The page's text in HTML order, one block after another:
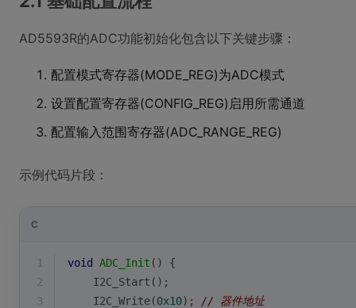
AD5593R的ADC功能初始化包含以下关键步骤：
配置模式寄存器(MODE_REG)为ADC模式
设置配置寄存器(CONFIG_REG)启用所需通道
配置输入范围寄存器(ADC_RANGE_REG)
示例代码片段：
C
1 void ADC_Init ()
{
2
    I2C_Start();
3
    I2C_Write(
0x10); // 器件地址